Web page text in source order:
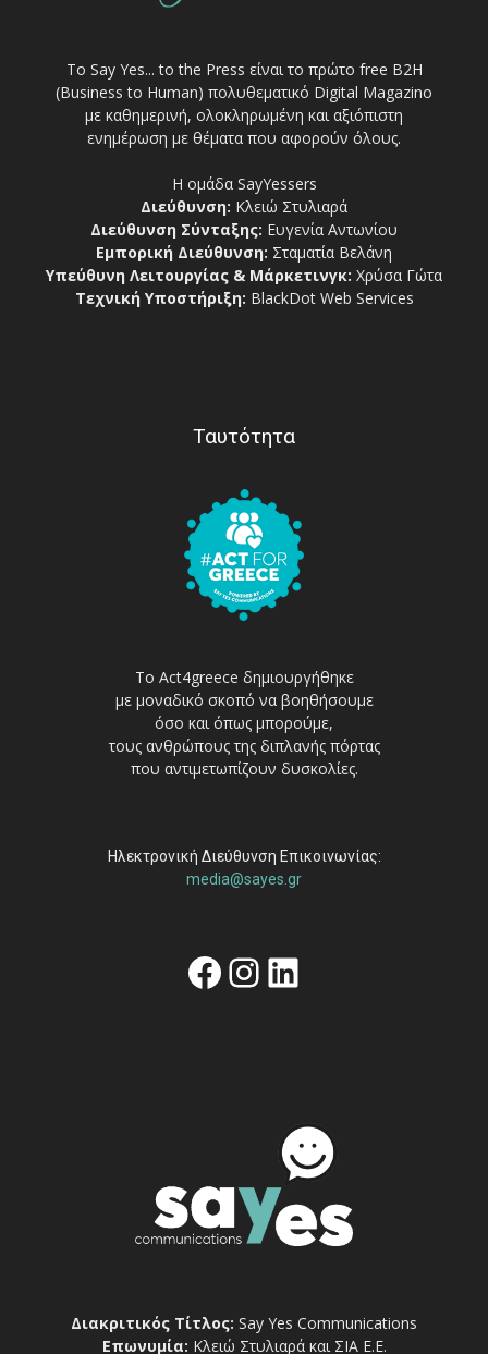
Το Say Yes... to the Press είναι το πρώτο free Β2Η
(Business to Human) πολυθεματικό Digital Magazino
με καθημερινή, ολοκληρωμένη και αξιόπιστη
ενημέρωση με θέματα που αφορούν όλους.
Η ομάδα SayYessers
Διεύθυνση: Κλειώ Στυλιαρά
Διεύθυνση Σύνταξης: Ευγενία Αντωνίου
Εμπορική Διεύθυνση: Σταματία Βελάνη
Υπεύθυνη Λειτουργίας & Μάρκετινγκ: Χρύσα Γώτα
Τεχνική Υποστήριξη: BlackDot Web Services
Ταυτότητα
Το Act4greece δημιουργήθηκε
με μοναδικό σκοπό να βοηθήσουμε
όσο και όπως μπορούμε,
τους ανθρώπους της διπλανής πόρτας
που αντιμετωπίζουν δυσκολίες.
Ηλεκτρονική Διεύθυνση Επικοινωνίας:
media@sayes.gr
Facebook
Instagram
Linkedin
Διακριτικός Τίτλος: Say Yes Communications
Επωνυμία: Κλειώ Στυλιαρά και ΣΙΑ Ε.Ε.